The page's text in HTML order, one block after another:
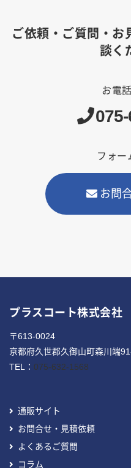
ご依頼・ご質問・お
談く
お電
フォー
お問
プラスコート株式会社
〒613-0024
京都府久世郡久御山町森川端
TEL： 075-632-1568
通販サイト
お問合せ・見積依頼
よくあるご質問
コラム